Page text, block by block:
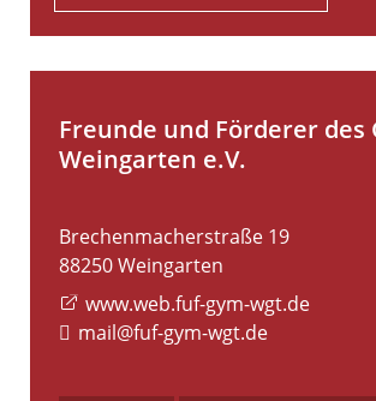
Freunde und Förderer des
Weingarten e.V.
Brechenmacherstraße 19
88250Weingarten
www.web.fuf-gym-wgt.de
mail@fuf-gym-wgt.de